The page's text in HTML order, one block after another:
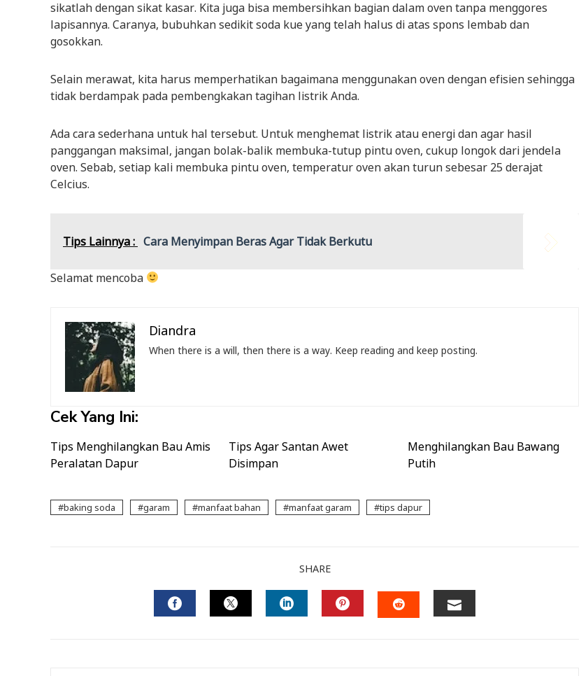
sikatlah dengan sikat kasar. Kita juga bisa membersihkan bagian dalam oven tanpa menggores
lapisannya. Caranya, bubuhkan sedikit soda kue yang telah halus di atas spons lembab dan
gosokkan.
Selain merawat, kita harus memperhatikan bagaimana menggunakan oven dengan efisien sehingga
tidak berdampak pada pembengkakan tagihan listrik Anda.
Ada cara sederhana untuk hal tersebut. Untuk menghemat listrik atau energi dan agar hasil
panggangan maksimal, jangan bolak-balik membuka-tutup pintu oven, cukup longok dari jendela
oven. Sebab, setiap kali membuka pintu oven, temperatur oven akan turun sebesar 25 derajat
Celcius.
Tips Lainnya : Cara Menyimpan Beras Agar Tidak Berkutu
Selamat mencoba
Diandra
When there is a will, then there is a way. Keep reading and keep posting.
Cek Yang Ini:
Tips Menghilangkan Bau Amis
Peralatan Dapur
Tips Agar Santan Awet
Disimpan
Menghilangkan Bau Bawang
Putih
baking soda garam manfaat bahan manfaat garam tips dapur
SHARE